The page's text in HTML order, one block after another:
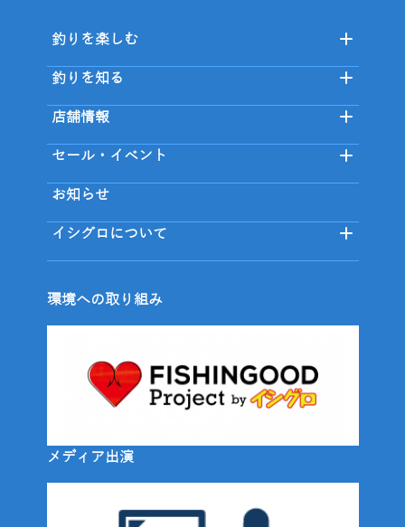
釣りを楽しむ
釣りを知る
店舗情報
セール・イベント
お知らせ
イシグロについて
環境への取り組み
メディア出演